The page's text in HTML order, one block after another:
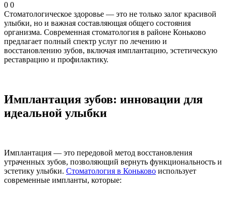
0 0
Стоматологическое здоровье — это не только залог красивой
улыбки, но и важная составляющая общего состояния
организма. Современная стоматология в районе Коньково
предлагает полный спектр услуг по лечению и
восстановлению зубов, включая имплантацию, эстетическую
реставрацию и профилактику.
Имплантация зубов: инновации для
идеальной улыбки
Имплантация — это передовой метод восстановления
утраченных зубов, позволяющий вернуть функциональность и
эстетику улыбки. Стоматология в Коньково использует
современные импланты, которые: